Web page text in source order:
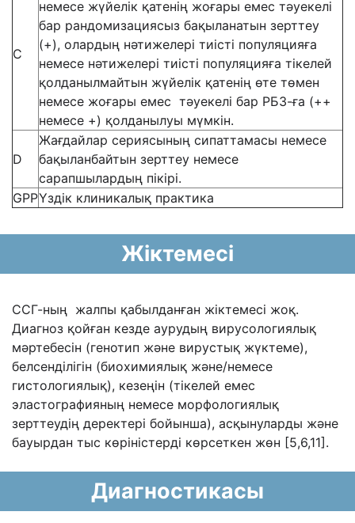
С
немесе жүйелік қатенің жоғары емес тәуекелі
бар рандомизациясыз бақыланатын зерттеу
(+), олардың нәтижелері тиісті популяцияға
немесе нәтижелері тиісті популяцияға тікелей
қолданылмайтын жүйелік қатенің өте төмен
немесе жоғары емес тәуекелі бар РБЗ-ға (++
немесе +) қолданылуы мүмкін.
D
Жағдайлар сериясының сипаттамасы немесе
бақыланбайтын зерттеу немесе
сарапшылардың пікірі.
GPPҮздік клиникалық практика
Жіктемесі
ССГ-ның жалпы қабылданған жіктемесі жоқ.
Диагноз қойған кезде аурудың вирусологиялық
мәртебесін (генотип және вирустық жүктеме),
белсенділігін (биохимиялық және/немесе
гистологиялық), кезеңін (тікелей емес
эластографияның немесе морфологиялық
зерттеудің деректері бойынша), асқынуларды және
бауырдан тыс көріністерді көрсеткен жөн [5,6,11].
Диагностикасы